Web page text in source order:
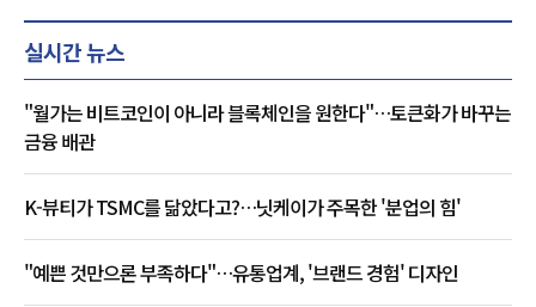
실시간 뉴스
"월가는 비트코인이 아니라 블록체인을 원한다"…토큰화가 바꾸는
금융 배관
K-뷰티가 TSMC를 닮았다고?…닛케이가 주목한 '분업의 힘'
"예쁜 것만으론 부족하다"…유통업계, '브랜드 경험' 디자인